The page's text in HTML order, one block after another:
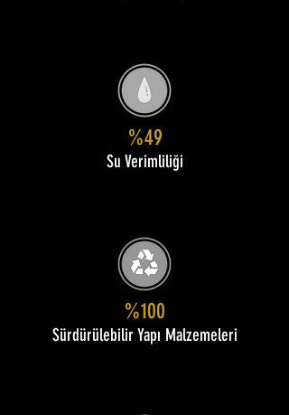
%49
Su Verimliliği
%100
Sürdürülebilir Yapı Malzemeleri